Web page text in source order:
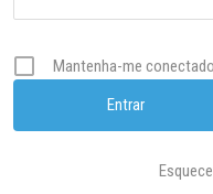
Mantenha-me conectado